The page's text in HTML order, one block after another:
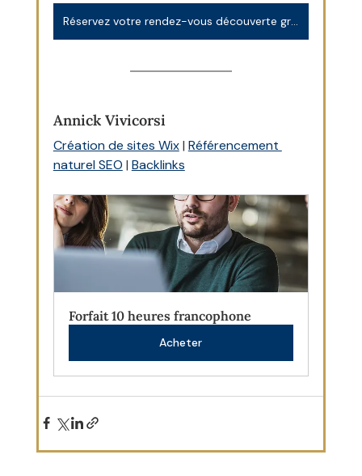
Réservez votre rendez-vous découverte gratuit et sans engagement
Annick Vivicorsi
Création de sites Wix | Référencement
naturel SEO | Backlinks
Forfait 10 heures francophone
Acheter